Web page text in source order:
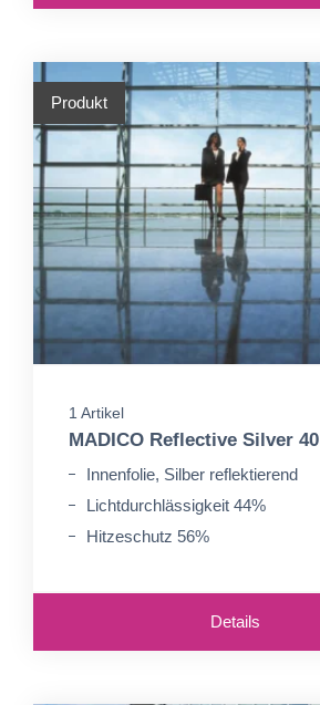
Produkt
1 Artikel
MADICO Reflective Silver 40
Innenfolie, Silber reflektierend
Lichtdurchlässigkeit 44%
Hitzeschutz 56%
Details